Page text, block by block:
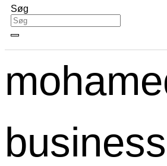
Søg